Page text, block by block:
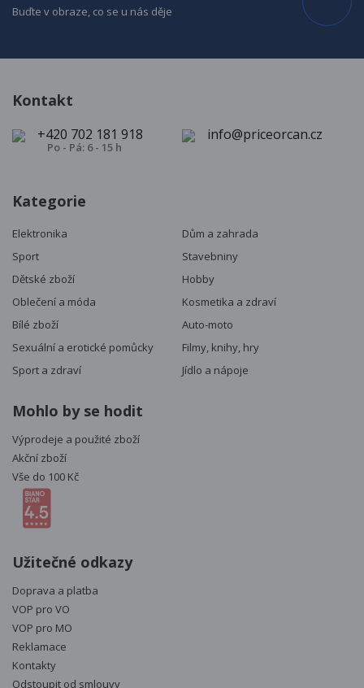
Buďte v obraze, co se u nás děje
Kontakt
+420 702 181 918
Po - Pá: 6 - 15 h
info@priceorcan.cz
Kategorie
Elektronika
Dům a zahrada
Sport
Stavebniny
Dětské zboží
Hobby
Oblečení a móda
Kosmetika a zdraví
Bílé zboží
Auto-moto
Sexuální a erotické pomůcky
Filmy, knihy, hry
Sport a zdraví
Jídlo a nápoje
Mohlo by se hodit
Výprodeje a použité zboží
Akční zboží
Vše do 100 Kč
Užitečné odkazy
Doprava a platba
VOP pro VO
VOP pro MO
Reklamace
Kontakty
Odstoupit od smlouvy